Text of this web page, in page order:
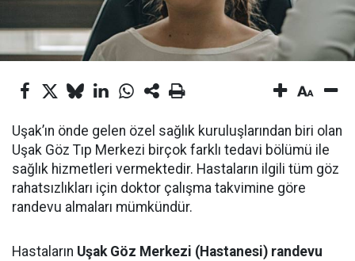
Uşak’ın önde gelen özel sağlık kuruluşlarından biri olan
Uşak Göz Tıp Merkezi birçok farklı tedavi bölümü ile
sağlık hizmetleri vermektedir. Hastaların ilgili tüm göz
rahatsızlıkları için doktor çalışma takvimine göre
randevu almaları mümkündür.
Hastaların Uşak Göz Merkezi (Hastanesi) randevu